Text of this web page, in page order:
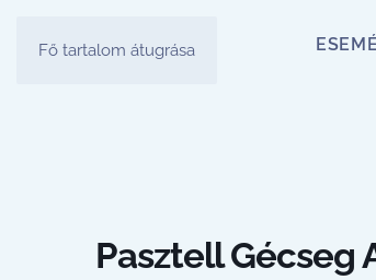
Fő tartalom átugrása
Pasztell Gécseg